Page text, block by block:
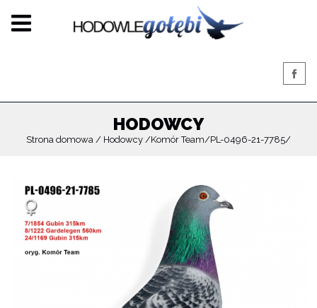
HODOWCY
Strona domowa Hodowcy Komór Team PL-0496-21-7785